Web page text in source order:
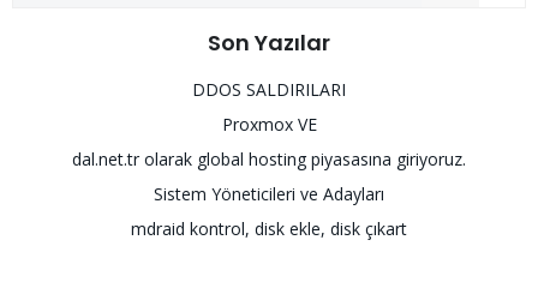
Son Yazılar
DDOS SALDIRILARI
Proxmox VE
dal.net.tr olarak global hosting piyasasına giriyoruz.
Sistem Yöneticileri ve Adayları
mdraid kontrol, disk ekle, disk çıkart